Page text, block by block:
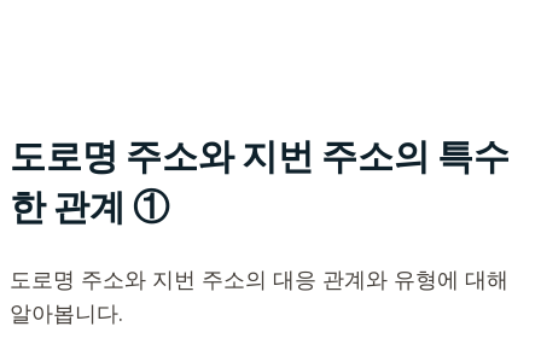
도로명 주소와 지번 주소의 특수
한 관계 ①
도로명 주소와 지번 주소의 대응 관계와 유형에 대해
알아봅니다.